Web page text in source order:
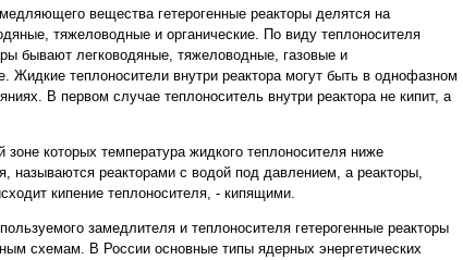
вещества гетерогенные реакторы делятся на
тяжеловодные и органические. По виду теплоносителя
бывают легководяные, тяжеловодные, газовые и
Жидкие теплоносители внутри реактора могут быть в однофазном
В первом случае теплоноситель внутри реактора не кипит, а
зоне которых температура жидкого теплоносителя ниже
называются реакторами с водой под давлением, а реакторы,
кипение теплоносителя, - кипящими.
замедлителя и теплоносителя гетерогенные реакторы
схемам. В России основные типы ядерных энергетических